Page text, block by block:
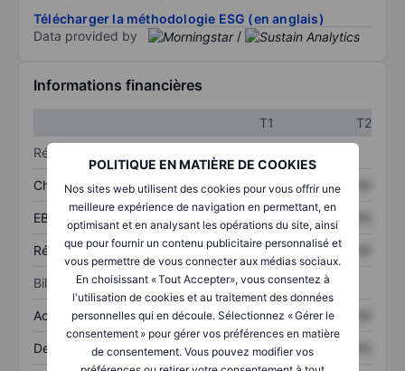
POLITIQUE EN MATIÈRE DE COOKIES
Nos sites web utilisent des cookies pour vous offrir une
meilleure expérience de navigation en permettant, en
optimisant et en analysant les opérations du site, ainsi
que pour fournir un contenu publicitaire personnalisé et
vous permettre de vous connecter aux médias sociaux.
En choisissant « Tout Accepter», vous consentez à
l'utilisation de cookies et au traitement des données
personnelles qui en découle. Sélectionnez « Gérer le
consentement » pour gérer vos préférences en matière
de consentement. Vous pouvez modifier vos
Télécharger la méthodologie ESG (en anglais)
Data provided by
/
Informations financières
T1
T2
Résultats
Chiffre d’affaires XXXXXXX XXXXXXX
EBITDA XXXXXXX XXXXXXX
Résultat net XXXXXXX XXXXXXX
Bilan
Actifs totaux XXXXXXX XXXXXXX
Dette totale XXXXXXX